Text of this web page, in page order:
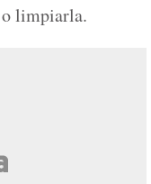
limpiarla.